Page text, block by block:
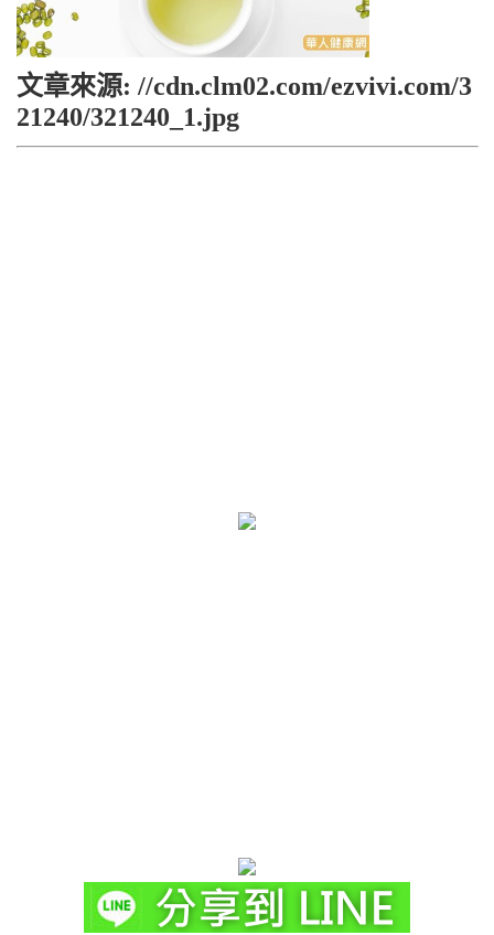
文章來源: //cdn.clm02.com/ezvivi.com/3
21240/321240_1.jpg